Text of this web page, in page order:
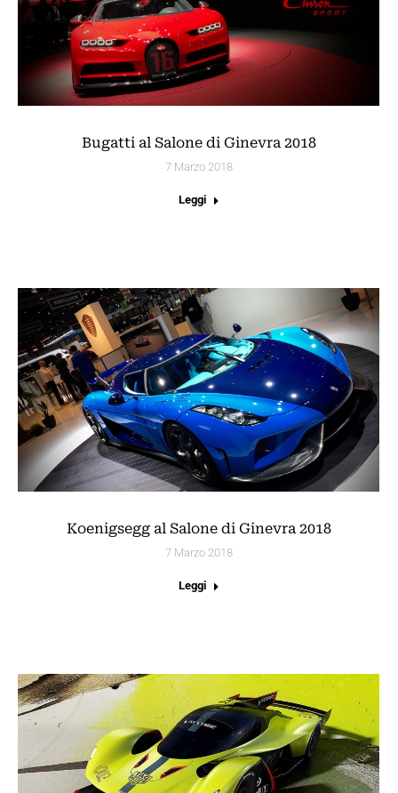
Bugatti al Salone di Ginevra 2018
7 Marzo 2018
Leggi
Koenigsegg al Salone di Ginevra 2018
7 Marzo 2018
Leggi